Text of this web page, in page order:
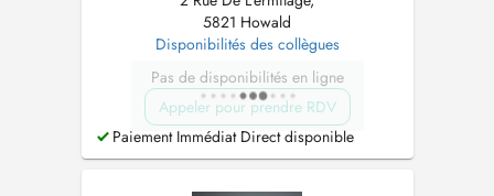
5821 Howald
Disponibilités des collègues
Pas de disponibilités en ligne
Appeler pour prendre RDV
Paiement Immédiat Direct disponible